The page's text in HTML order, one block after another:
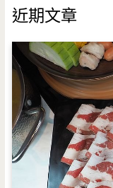
鍵
字
:
近期文章